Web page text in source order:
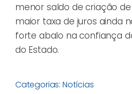
menor saldo de criação
maior taxa de juros ainda
forte abalo na confiança
do Estado.
Categorias: Notícias